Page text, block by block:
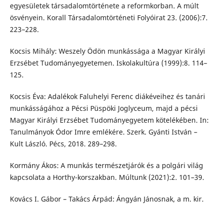
egyesületek társadalomtörténete a reformkorban. A múlt
ösvényein. Korall Társadalomtörténeti Folyóirat 23. (2006):7.
223–228.
Kocsis Mihály: Weszely Ödön munkássága a Magyar Királyi
Erzsébet Tudományegyetemen. Iskolakultúra (1999):8. 114–
125.
Kocsis Éva: Adalékok Faluhelyi Ferenc diákéveihez és tanári
munkásságához a Pécsi Püspöki Joglyceum, majd a pécsi
Magyar Királyi Erzsébet Tudományegyetem kötelékében. In:
Tanulmányok Ódor Imre emlékére. Szerk. Gyánti István –
Kult László. Pécs, 2018. 289–298.
Kormány Ákos: A munkás természetjárók és a polgári világ
kapcsolata a Horthy-korszakban. Múltunk (2021):2. 101–39.
Kovács I. Gábor – Takács Árpád: Ángyán Jánosnak, a m. kir.